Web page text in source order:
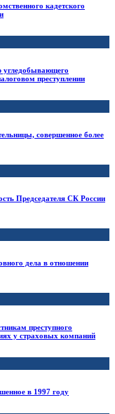
кадетского
угледобывающего
преступлении
совершенное более
Председателя СК России
дела в отношении
преступного
у страховых компаний
в 1997 году